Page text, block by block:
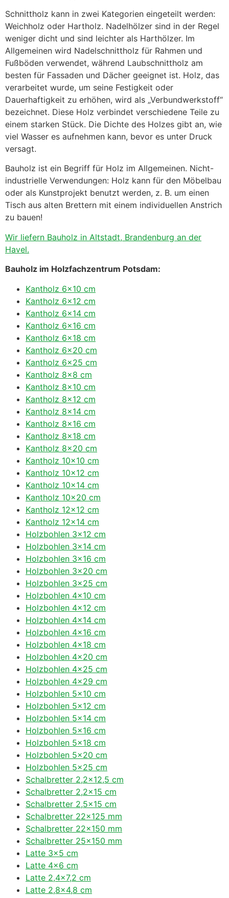
Schnittholz kann in zwei Kategorien eingeteilt werden:
Weichholz oder Hartholz. Nadelhölzer sind in der Regel
weniger dicht und sind leichter als Harthölzer. Im
Allgemeinen wird Nadelschnittholz für Rahmen und
Fußböden verwendet, während Laubschnittholz am
besten für Fassaden und Dächer geeignet ist. Holz, das
verarbeitet wurde, um seine Festigkeit oder
Dauerhaftigkeit zu erhöhen, wird als „Verbundwerkstoff“
bezeichnet. Diese Holz verbindet verschiedene Teile zu
einem starken Stück. Die Dichte des Holzes gibt an, wie
viel Wasser es aufnehmen kann, bevor es unter Druck
versagt.
Bauholz ist ein Begriff für Holz im Allgemeinen. Nicht-
industrielle Verwendungen: Holz kann für den Möbelbau
oder als Kunstprojekt benutzt werden, z. B. um einen
Tisch aus alten Brettern mit einem individuellen Anstrich
zu bauen!
Wir liefern Bauholz in Altstadt, Brandenburg an der
Havel.
Bauholz im Holzfachzentrum Potsdam:
Kantholz 6×10 cm
Kantholz 6×12 cm
Kantholz 6×14 cm
Kantholz 6×16 cm
Kantholz 6×18 cm
Kantholz 6×20 cm
Kantholz 6×25 cm
Kantholz 8×8 cm
Kantholz 8×10 cm
Kantholz 8×12 cm
Kantholz 8×14 cm
Kantholz 8×16 cm
Kantholz 8×18 cm
Kantholz 8×20 cm
Kantholz 10×10 cm
Kantholz 10×12 cm
Kantholz 10×14 cm
Kantholz 10×20 cm
Kantholz 12×12 cm
Kantholz 12×14 cm
Holzbohlen 3×12 cm
Holzbohlen 3×14 cm
Holzbohlen 3×16 cm
Holzbohlen 3×20 cm
Holzbohlen 3×25 cm
Holzbohlen 4×10 cm
Holzbohlen 4×12 cm
Holzbohlen 4×14 cm
Holzbohlen 4×16 cm
Holzbohlen 4×18 cm
Holzbohlen 4×20 cm
Holzbohlen 4×25 cm
Holzbohlen 4×29 cm
Holzbohlen 5×10 cm
Holzbohlen 5×12 cm
Holzbohlen 5×14 cm
Holzbohlen 5×16 cm
Holzbohlen 5×18 cm
Holzbohlen 5×20 cm
Holzbohlen 5×25 cm
Schalbretter 2,2×12,5 cm
Schalbretter 2,2×15 cm
Schalbretter 2,5×15 cm
Schalbretter 22×125 mm
Schalbretter 22×150 mm
Schalbretter 25×150 mm
Latte 3×5 cm
Latte 4×6 cm
Latte 2,4×7,2 cm
Latte 2,8×4,8 cm